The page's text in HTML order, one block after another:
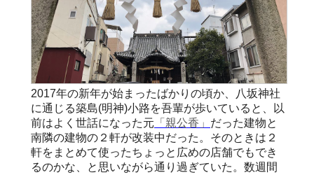
2017年の新年が始まったばかりの頃か、八坂神社
に通じる築島(明神)小路を吾輩が歩いていると、以
前はよく世話になった元 「親公香」 だった建物と
南隣の建物の２軒が改装中だった。そのときは２
軒をまとめて使ったちょっと広めの店舗でもでき
るのかな、と思いながら通り過ぎていた。数週間